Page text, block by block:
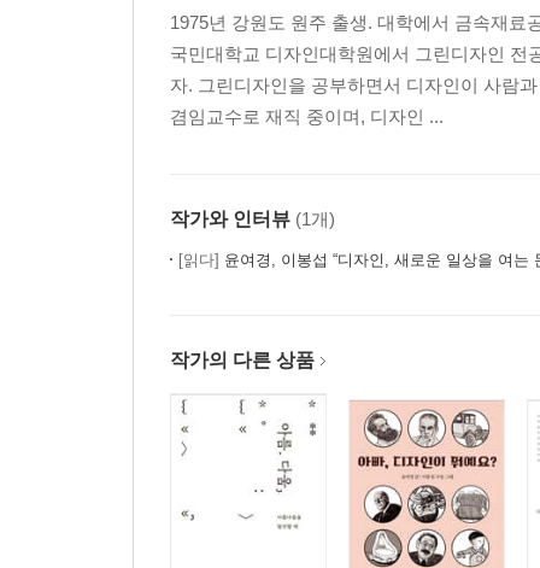
1975년 강원도 원주 출생. 대학에서 금속재
국민대학교 디자인대학원에서 그린디자인
자. 그린디자인을 공부하면서 디자인이 사람
겸임교수로 재직 중이며, 디자인 ...
작가와 인터뷰 (1개)
[읽다] 윤여경, 이봉섭 “디자인, 새로운 일상을 여는
작가의 다른 상품